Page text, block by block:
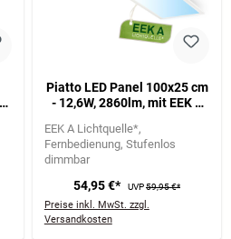
Piatto LED Panel 100x25 cm
- 12,6W, 2860lm, mit EEK A
Weiß
EEK A Lichtquelle*
Fernbedienung Stufenlos
dimmbar
54,95 €* UVP59,95 €*
Preise inkl. MwSt. zzgl.
Versandkosten